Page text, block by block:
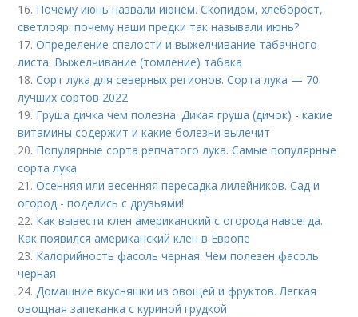
16. Почему июнь назвали июнем. Скопидом, хлеборост,
светлояр: почему наши предки так называли июнь?
17.Определение спелости и выжелчивание табачного
листа. Выжелчивание (томление) табака
18.Сорт лука для северных регионов. Сорта лука — 70
лучших сортов 2022
19. Груша дичка чем полезна. Дикая груша (дичок) - какие
витамины содержит и какие болезни вылечит
20. Популярные сорта репчатого лука. Самые популярные
сорта лука
21.Осенняя или весенняя пересадка лилейников. Сад и
огород - поделись с друзьями!
22. Как вывести клен американский с огорода навсегда.
Как появился американский клен в Европе
23. Калорийность фасоль черная. Чем полезен фасоль
черная
24.Домашние вкусняшки из овощей и фруктов. Легкая
овощная запеканка с куриной грудкой